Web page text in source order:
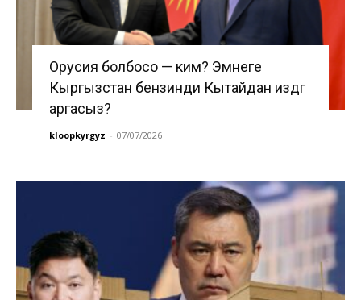
Орусия болбосо — ким? Эмнеге
Кыргызстан бензинди Кытайдан издөөгө
аргасыз?
kloopkyrgyz - 07/07/2026